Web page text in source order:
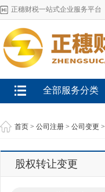
正穗财税一站式企业服务平台
全部服务分类
首页 > 公司注册 > 公司变更 >
股权转让变更